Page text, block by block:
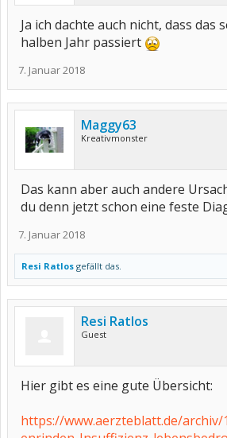
Ja ich dachte auch nicht, dass das
halben Jahr passiert
7. Januar 2018
Maggy63
Kreativmonster
Das kann aber auch andere
du denn jetzt schon eine feste
7. Januar 2018
Resi Ratlos gefällt das.
Resi Ratlos
Guest
Hier gibt es eine gute Übersicht:
https://www.aerzteblatt.de/